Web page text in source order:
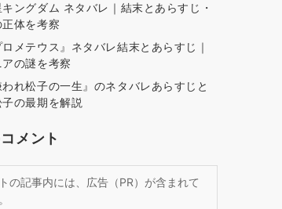
ングダム ネタバレ｜結末とあらすじ・
正体を考察
メテウス』ネタバレ結末とあらすじ｜
の謎を考察
れ松子の一生』のネタバレあらすじと
の最期を解説
メント
の記事内には、広告（PR）が含まれて